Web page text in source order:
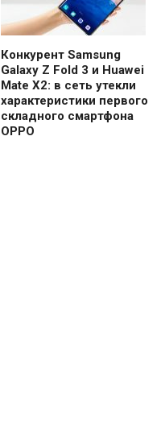
Конкурент Samsung
Galaxy Z Fold 3 и Huawei
Mate X2: в сеть утекли
характеристики первого
складного смартфона
OPPO